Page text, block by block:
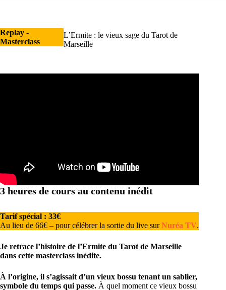
Replay -
Masterclass
L’Ermite : le vieux sage du Tarot de
Marseille
3 heures de cours au contenu inédit
Tarif spécial : 33€
Au lieu de 66€ – pour célébrer la sortie du live surNuréa TV.
Je retrace l’histoire de l’Ermite du Tarot de Marseille
dans cette masterclass inédite.
À l’origine, il s’agissait d’un vieux bossu tenant un sablier,
symbole du temps qui passe. À quel moment ce vieux bossu